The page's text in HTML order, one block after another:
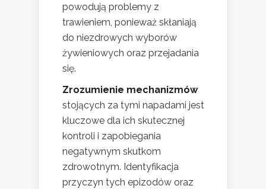
powodują problemy z
trawieniem, ponieważ skłaniają
do niezdrowych wyborów
żywieniowych oraz przejadania
się.
Zrozumienie mechanizmów
stojących za tymi napadami jest
kluczowe dla ich skutecznej
kontroli i zapobiegania
negatywnym skutkom
zdrowotnym. Identyfikacja
przyczyn tych epizodów oraz